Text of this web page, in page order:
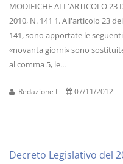
MODIFICHE ALL'ARTICOLO 23
2010, N. 141 1. All'articolo 23
141, sono apportate le
«novanta giorni» sono
al comma 5, le...
Redazione L 07/11/2012
Decreto Legislativo del